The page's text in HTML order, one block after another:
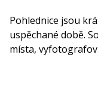
Pohlednice jsou
uspěchané době.
místa,